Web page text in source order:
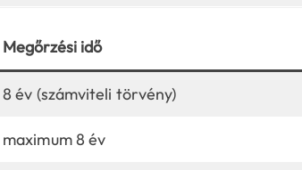
Megőrzési idő
8 év (számviteli törvény)
maximum 8 év